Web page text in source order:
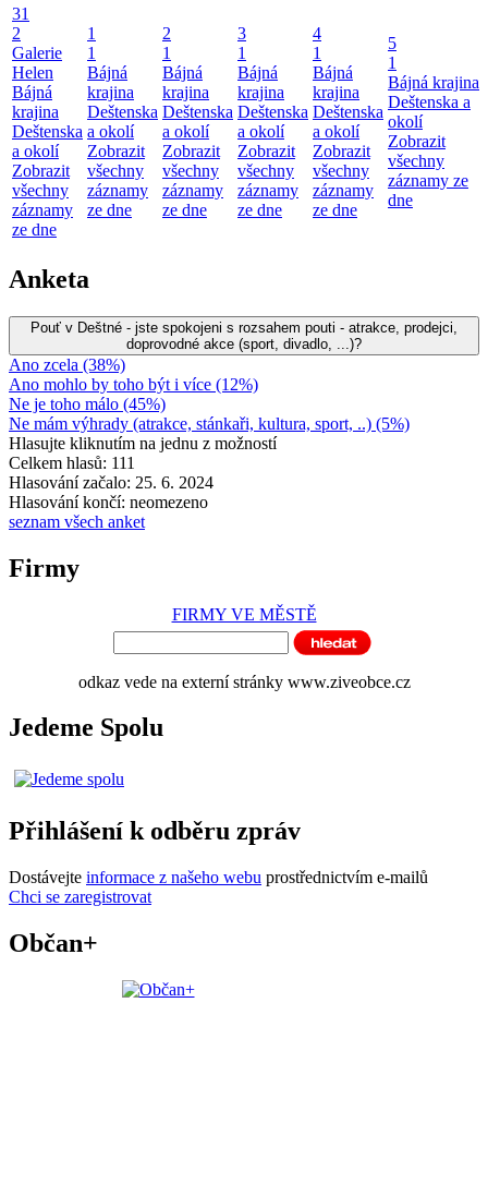
31
2
Galerie
Helen
Bájná
krajina
Deštenska
a okolí
Zobrazit
všechny
záznamy
ze dne
1
1
Bájná
krajina
Deštenska
a okolí
Zobrazit
všechny
záznamy
ze dne
2
1
Bájná
krajina
Deštenska
a okolí
Zobrazit
všechny
záznamy
ze dne
3
1
Bájná
krajina
Deštenska
a okolí
Zobrazit
všechny
záznamy
ze dne
4
1
Bájná
krajina
Deštenska
a okolí
Zobrazit
všechny
záznamy
ze dne
5
1
Bájná krajina
Deštenska a
okolí
Zobrazit
všechny
záznamy ze
dne
Anketa
Pouť v Deštné - jste spokojeni s rozsahem pouti - atrakce, prodejci,
doprovodné akce (sport, divadlo, ...)?
Ano zcela (38%)
Ano mohlo by toho být i více (12%)
Ne je toho málo (45%)
Ne mám výhrady (atrakce, stánkaři, kultura, sport, ..) (5%)
Hlasujte kliknutím na jednu z možností
Celkem hlasů: 111
Hlasování začalo: 25. 6. 2024
Hlasování končí: neomezeno
seznam všech anket
Firmy
FIRMY VE MĚSTĚ
odkaz vede na externí stránky www.ziveobce.cz
Jedeme Spolu
Přihlášení k odběru zpráv
Dostávejte informace z našeho webu prostřednictvím e-mailů
Chci se zaregistrovat
Občan+